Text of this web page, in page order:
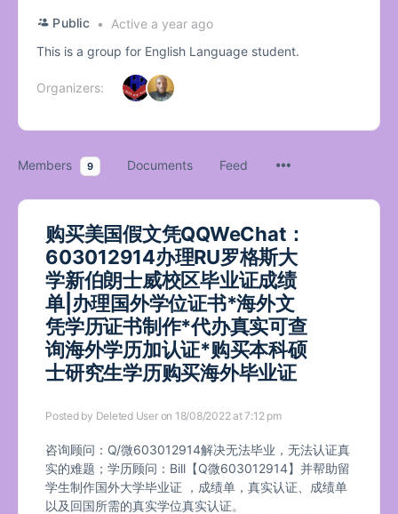
Public
Active a year ago
This is a group for English Language student.
Organizers:
Members 9 Documents Feed
购买美国假文凭QQWeChat：
603012914办理RU罗格斯大
学新伯朗士威校区毕业证成绩
单|办理国外学位证书*海外文
凭学历证书制作*代办真实可查
询海外学历加认证*购买本科硕
士研究生学历购买海外毕业证
Posted by Deleted User on 18/08/2022 at 7:12 pm
咨询顾问：Q/微603012914解决无法毕业，无法认证真
实的难题；学历顾问：Bill【Q微603012914】并帮助留
学生制作国外大学毕业证 ，成绩单，真实认证、成绩单
以及回国所需的真实学位真实认证。